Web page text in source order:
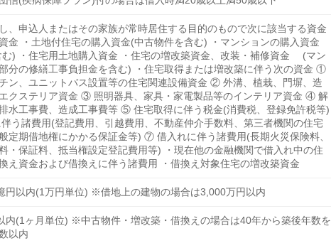
、申込人またはその家族が常時居住する目的のもので次に該当する資金
金 ・土地付住宅の購入資金(中古物件を含む) ・マンションの購入資金
む) ・住宅用土地購入資金 ・住宅の増改築資金、改装・補修資金 (マン
分の修繕工事負担金を含む) ・住宅取得または増改築に伴う次の資金 ①
ン、ユニットバス設置等の住宅関連設備資金 ② 外溝、植栽、門塀、造
クステリア資金 ③ 照明器具、家具・家電製品等のインテリア資金 ④ 解
水工事費、造成工事費等 ⑤ 住宅取得に伴う税金(消費税、登録免許税等)
う諸費用(登記費用、引越費用、不動産仲介手数料、第三者機関の住宅
定期借地権にかかる保証金等) ⑦ 借入れに伴う諸費用(長期火災保険料、
・保証料、抵当権設定登記費用等) ・現在他の金融機関で借入れ中の住
え資金および借換えに伴う諸費用 ・借換え対象住宅の増改築資金
円以内(1万円単位) ※借地上の建物の場合は3,000万円以内
内(1ヶ月単位) ※中古物件・増改築・借換えの場合は40年から築後年数を
以内